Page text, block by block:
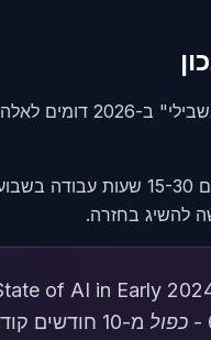
להשיג בחזרה.
כפול